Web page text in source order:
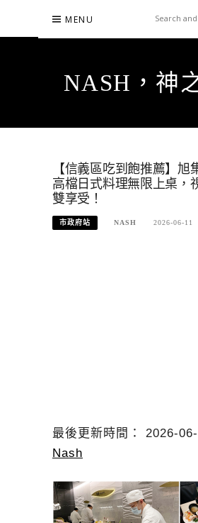
content
MENU
NASH，神
【信義區吃到飽推薦】旭
高檔日式料理無限上桌，
雙享受！
市政府站 NASH 2026-06-11
最後更新時間： 2026-06-
Nash